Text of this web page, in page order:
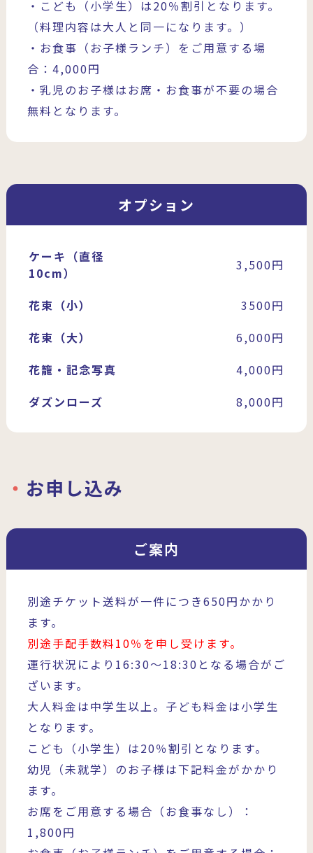
・こども（小学生）は20％割引となります。
（料理内容は大人と同一になります。）
・お食事（お子様ランチ）をご用意する場
合：4,000円
・乳児のお子様はお席・お食事が不要の場合
無料となります。
オプション
ケーキ（直径
10cm）
3,500円
花束（小）
3500円
花束（大）
6,000円
花籠・記念写真
4,000円
ダズンローズ
8,000円
お申し込み
ご案内
別途チケット送料が一件につき650円かかり
ます。
別途手配手数料10％を申し受けます。
運行状況により16:30～18:30となる場合がご
ざいます。
大人料金は中学生以上。子ども料金は小学生
となります。
こども（小学生）は20％割引となります。
幼児（未就学）のお子様は下記料金がかかり
ます。
お席をご用意する場合（お食事なし）：
1,800円